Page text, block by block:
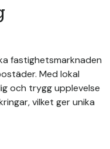
fastighetsmarknaden
Med lokal
och trygg upplevelse
vilket ger unika